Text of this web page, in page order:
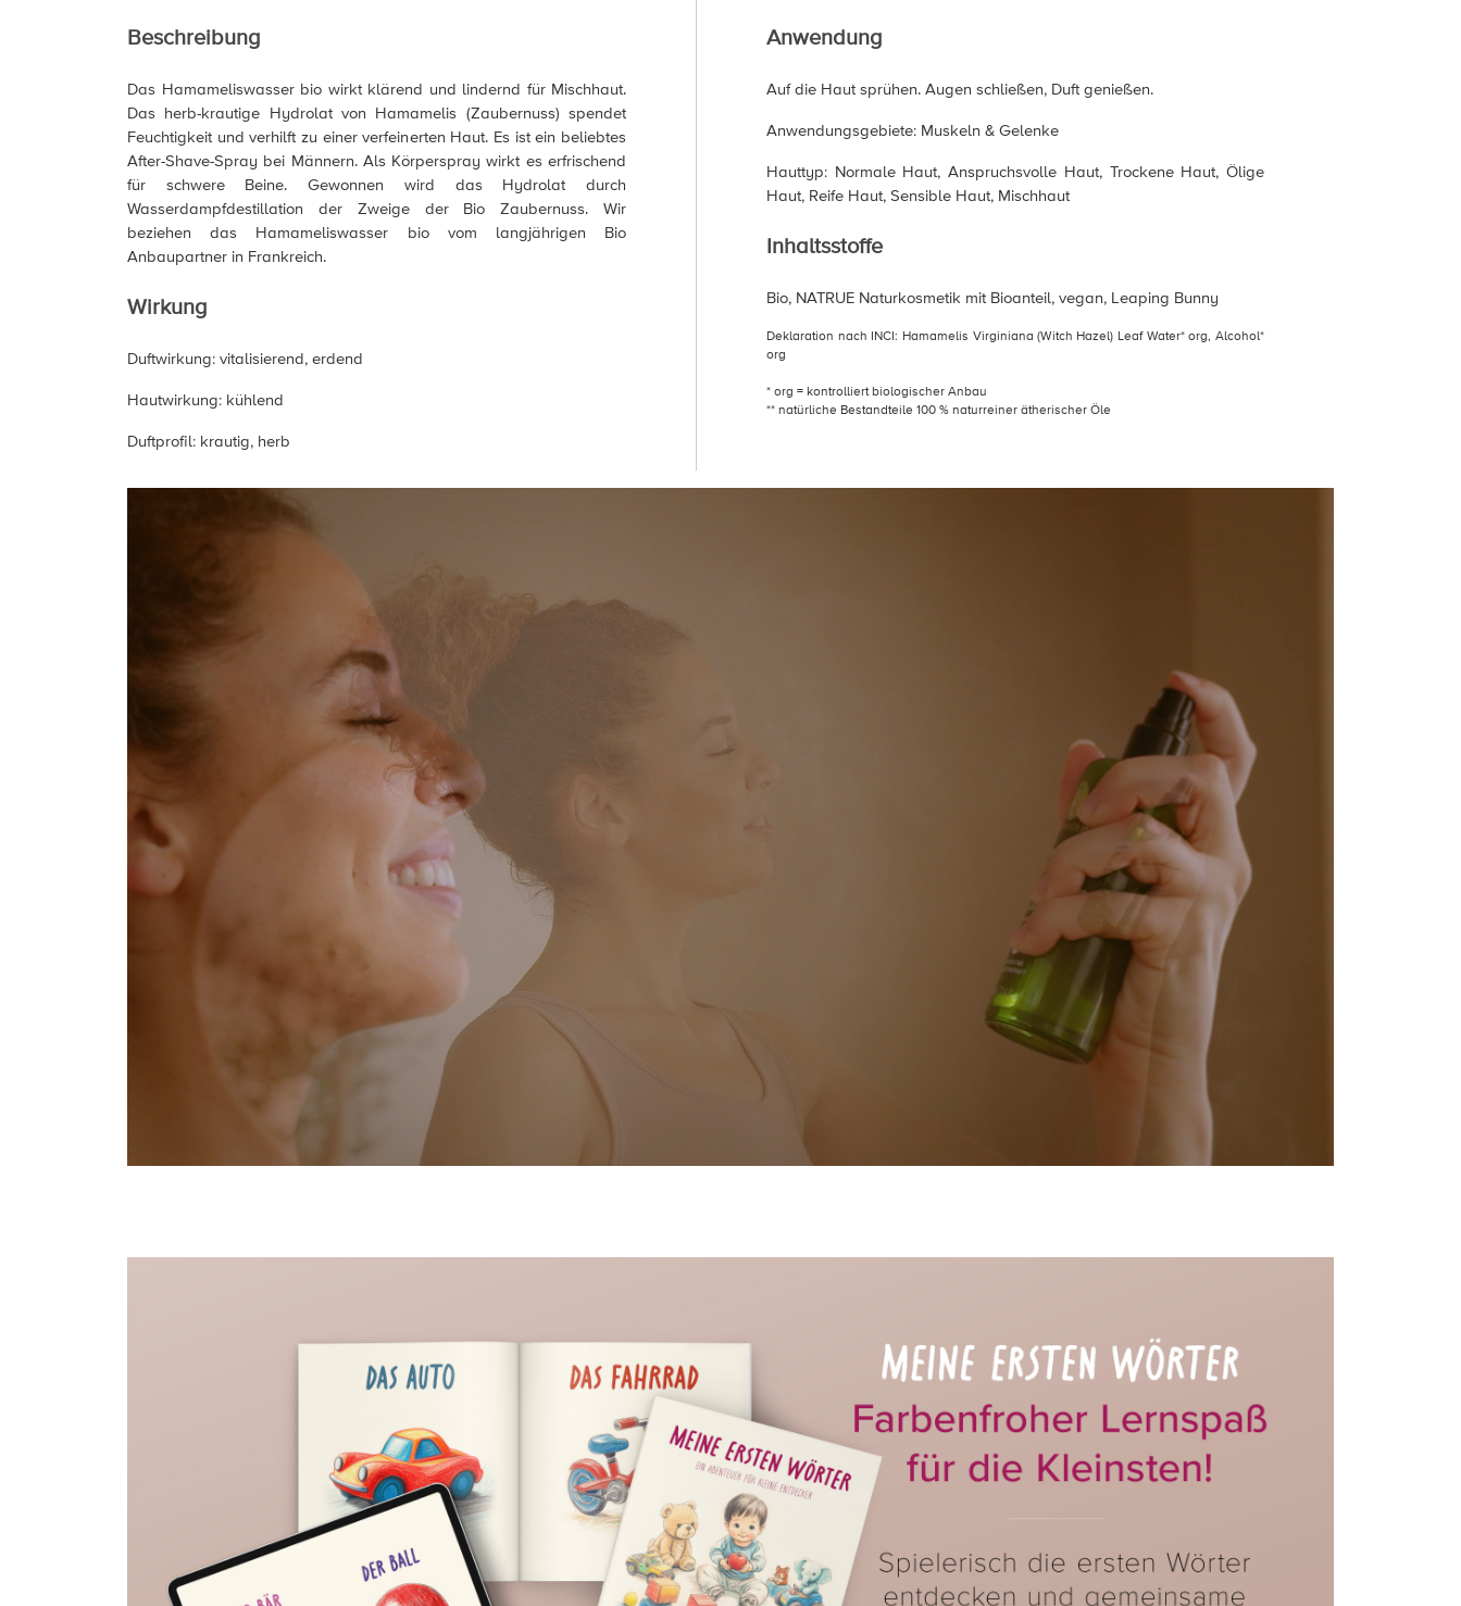
Beschreibung
Das Hamameliswasser bio wirkt klärend und lindernd für Mischhaut.
Das herb-krautige Hydrolat von Hamamelis (Zaubernuss) spendet
Feuchtigkeit und verhilft zu einer verfeinerten Haut. Es ist ein beliebtes
After-Shave-Spray bei Männern. Als Körperspray wirkt es erfrischend
für schwere Beine. Gewonnen wird das Hydrolat durch
Wasserdampfdestillation der Zweige der Bio Zaubernuss. Wir
beziehen das Hamameliswasser bio vom langjährigen Bio
Anbaupartner in Frankreich.
Wirkung
Duftwirkung: vitalisierend, erdend
Hautwirkung: kühlend
Duftprofil: krautig, herb
Anwendung
Auf die Haut sprühen. Augen schließen, Duft genießen.
Anwendungsgebiete: Muskeln & Gelenke
Hauttyp: Normale Haut, Anspruchsvolle Haut, Trockene Haut, Ölige
Haut, Reife Haut, Sensible Haut, Mischhaut
Inhaltsstoffe
Bio, NATRUE Naturkosmetik mit Bioanteil, vegan, Leaping Bunny
Deklaration nach INCI: Hamamelis Virginiana (Witch Hazel) Leaf Water* org, Alcohol*
org
* org = kontrolliert biologischer Anbau
** natürliche Bestandteile 100 % naturreiner ätherischer Öle